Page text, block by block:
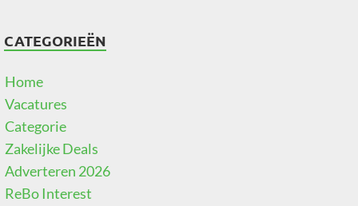
CATEGORIEËN
Home
Vacatures
Categorie
Zakelijke Deals
Adverteren 2026
ReBo Interest